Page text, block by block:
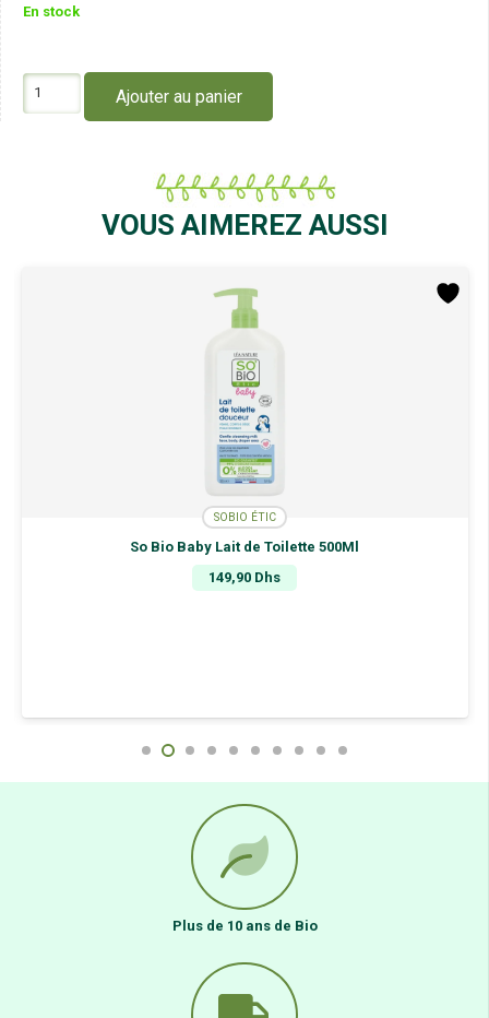
En stock
Ajouter au panier
VOUS AIMEREZ AUSSI
SOBIO ÉTIC
So Bio Baby Lait de Toilette 500Ml
149,90 Dhs
Plus de 10 ans de Bio